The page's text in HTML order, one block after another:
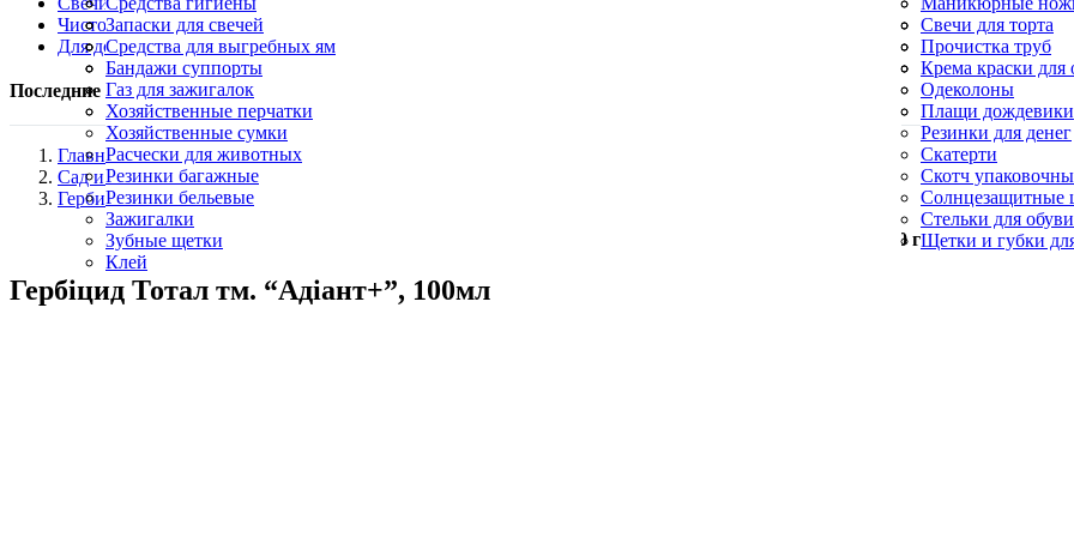
Овощерезки, яйцерезки
Палочки для шашлыка
Формы для
Косметика
Маникюрные кусачки
Пилы для пяток
Пилочки для
Запаски для свечей
Лампадки
Свечи хозяйственные парафиновые
Свечи для торта
Свечи конусные и
Церковные свечи
Чистота и уборка
Средства для выгребных ям
Пятновыводители
Карандаш для утюга
Уборочный инвентарь, щетки и скребки
Прочистка труб
Салфетки для
Синька
Скребки для
Для дома
Бандажи суппорты
Газ для зажигалок
Хозяйственные перчатки
Хозяйственные сумки
Расчески для животных
Резинки багажные
Резинки бельевые
Зажигалки
Зубные щетки
Клей
Крема краски для
Одеколоны
Плащи дождевики
Резинки для денег
Скатерти
Скотч
Солнцезащитные
Стельки для
Щетки и губки
Последние пересмотренные продукты
Главная
Сад и огород
Гербициды
500грн
Гербіцид Тотал тм. “Адіант+”, 100мл